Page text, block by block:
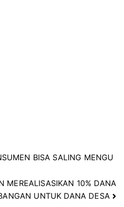
BISA SALING MENGU
MEREALISASIKAN 10% DANA
UNTUK DANA DESA